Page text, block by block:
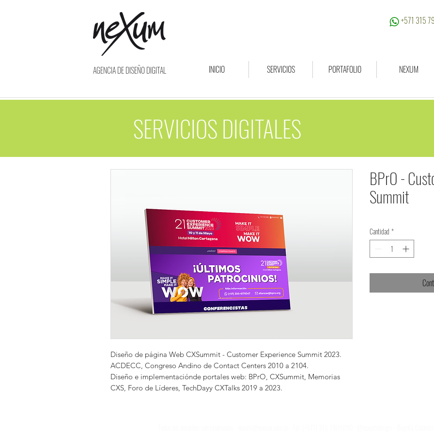
AGENCIA DE DISEÑO DIGITAL
+571 315
INICIO SERVICIOS PORTAFOLIO NEXUM
SERVICIOS DIGITALES
Diseño de página Web CXSummit - Customer Experience Summit 2023.
ACDECC, Congreso Andino de Contact Centers 2010 a 2104.
Diseño e implementaciónde portales web: BPrO, CXSummit, Memorias
CXS, Foro de Líderes, TechDayy CXTalks 2019 a 2023.
BPrO -
Summit
Cantidad *